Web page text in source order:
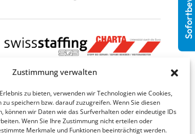
Zustimmung verwalten
zu bieten, verwenden wir Technologien wie Cookies,
speichern bzw. darauf zuzugreifen. Wenn Sie diesen
können wir Daten wie das Surfverhalten oder eindeutige IDs
Wenn Sie Ihre Zustimmung nicht erteilen oder
Merkmale und Funktionen beeinträchtigt werden.